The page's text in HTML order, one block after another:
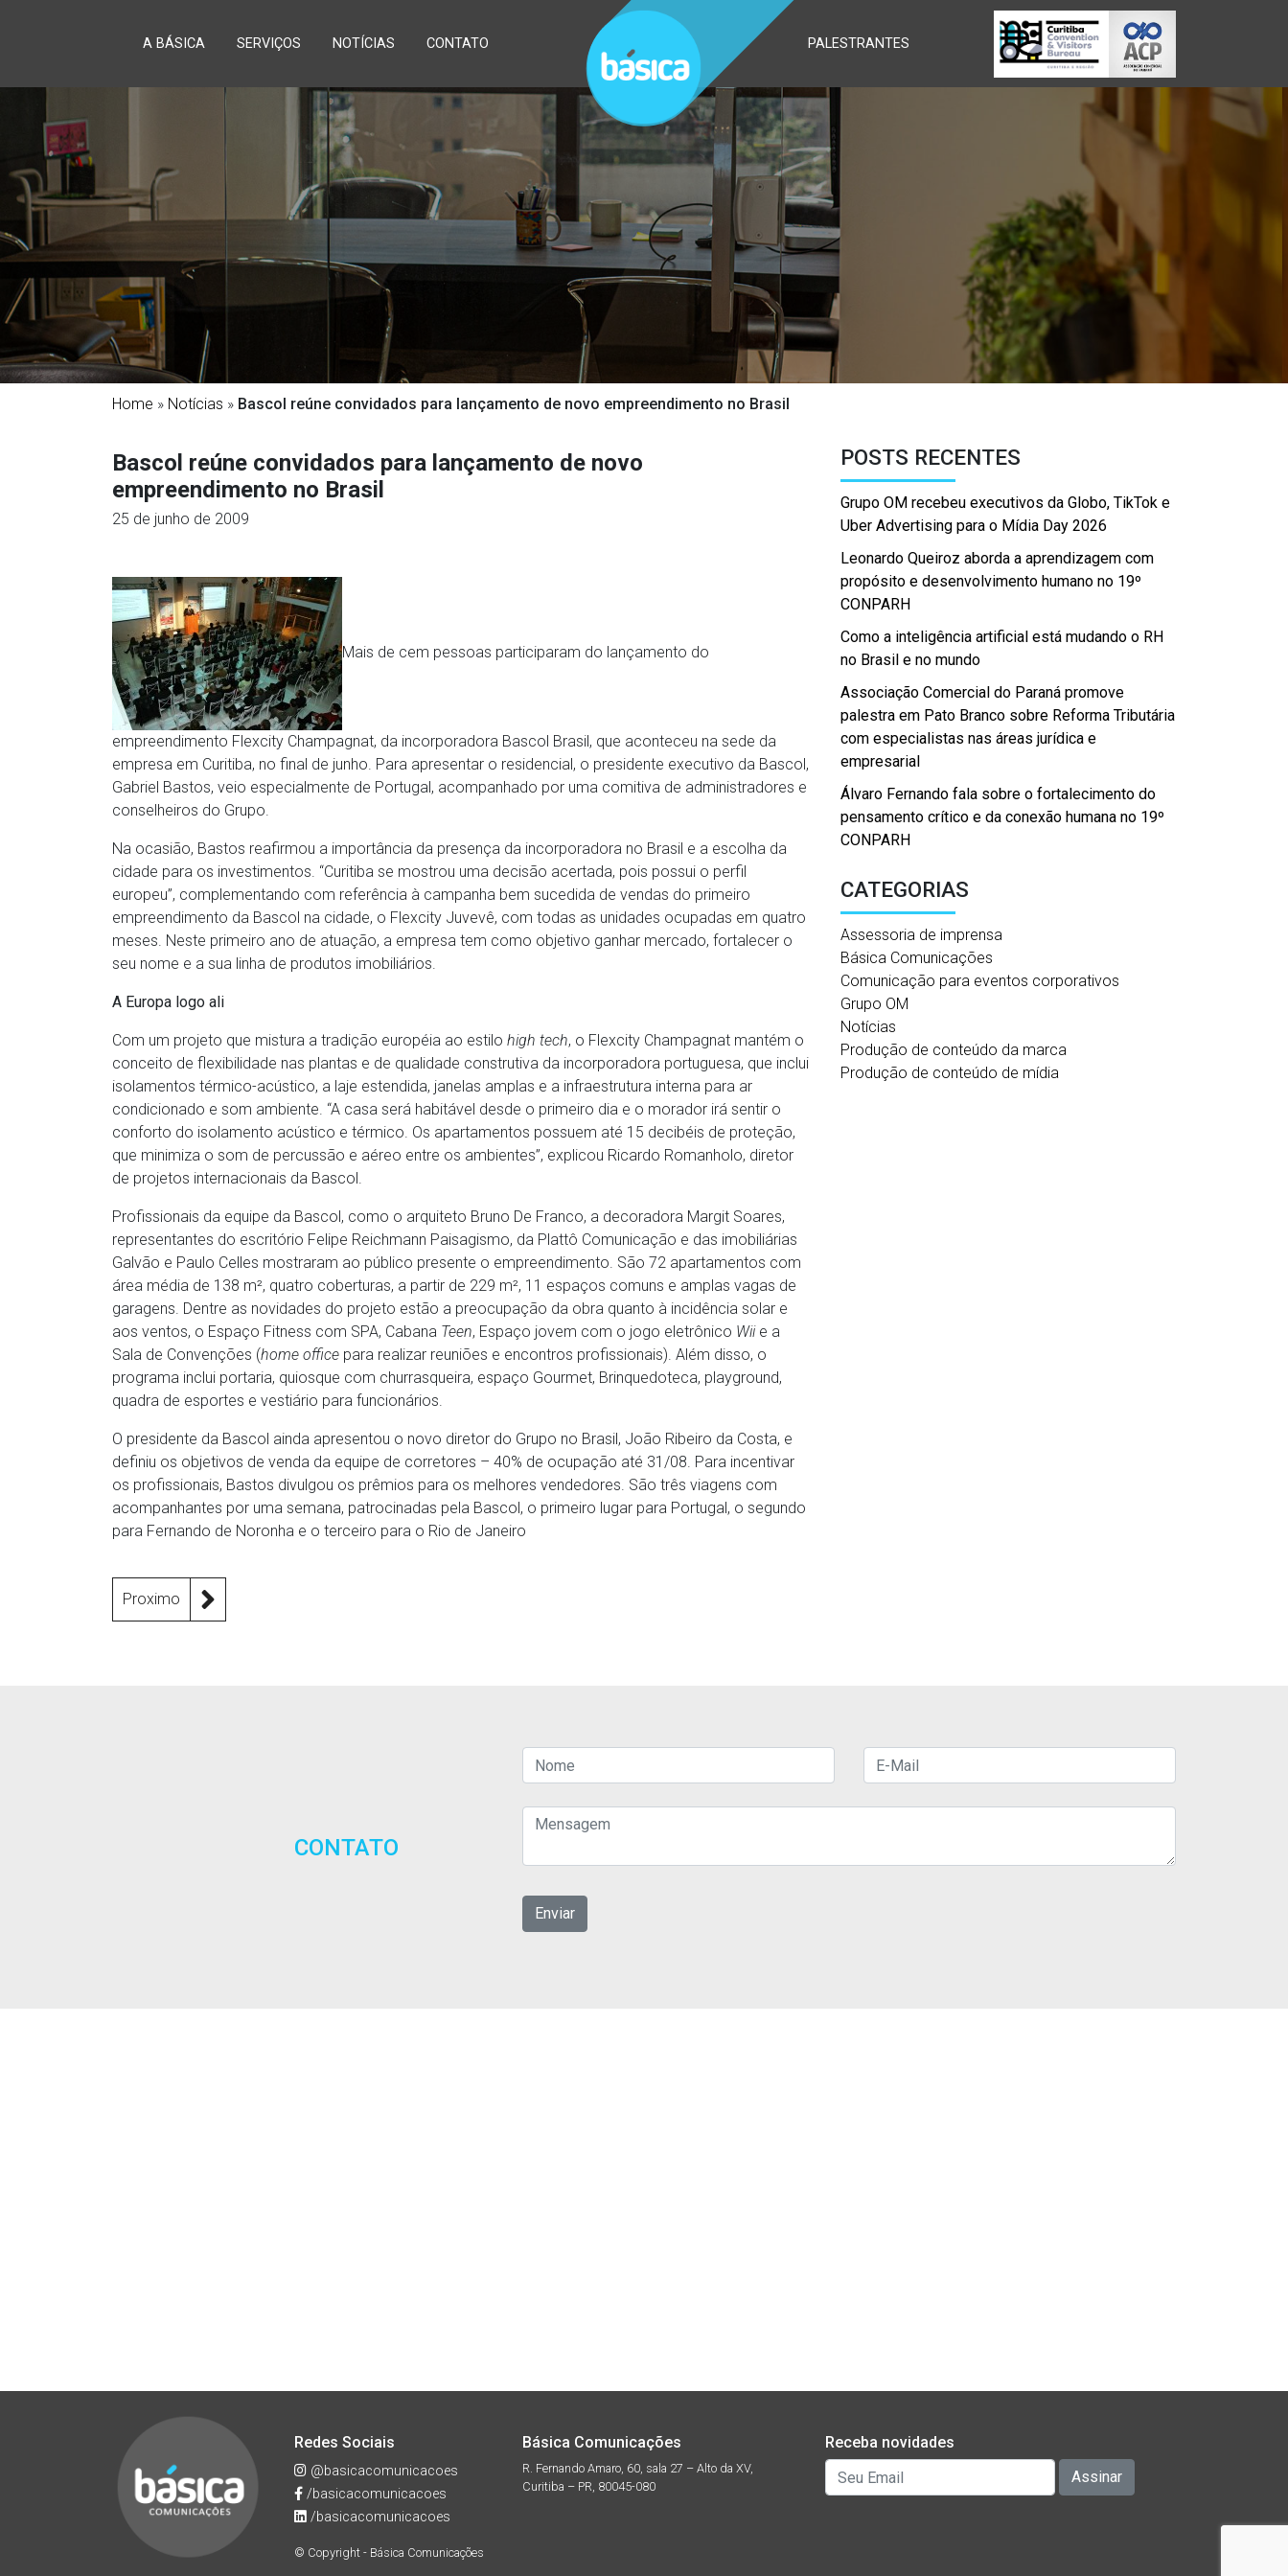
A BÁSICA SERVIÇOS NOTÍCIAS CONTATO PALESTRANTES
Home » Notícias » Bascol reúne convidados para lançamento de novo empreendimento no Brasil
Bascol reúne convidados para lançamento de novo
empreendimento no Brasil
25 de junho de 2009
Mais de cem pessoas participaram do lançamento do
empreendimento Flexcity Champagnat, da incorporadora Bascol Brasil, que aconteceu na sede da
empresa em Curitiba, no final de junho. Para apresentar o residencial, o presidente executivo da Bascol,
Gabriel Bastos, veio especialmente de Portugal, acompanhado por uma comitiva de administradores e
conselheiros do Grupo.
Na ocasião, Bastos reafirmou a importância da presença da incorporadora no Brasil e a escolha da
cidade para os investimentos. “Curitiba se mostrou uma decisão acertada, pois possui o perfil
europeu”, complementando com referência à campanha bem sucedida de vendas do primeiro
empreendimento da Bascol na cidade, o Flexcity Juvevê, com todas as unidades ocupadas em quatro
meses. Neste primeiro ano de atuação, a empresa tem como objetivo ganhar mercado, fortalecer o
seu nome e a sua linha de produtos imobiliários.
A Europa logo ali
Com um projeto que mistura a tradição européia ao estilo high tech, o Flexcity Champagnat mantém o
conceito de flexibilidade nas plantas e de qualidade construtiva da incorporadora portuguesa, que inclui
isolamentos térmico-acústico, a laje estendida, janelas amplas e a infraestrutura interna para ar
condicionado e som ambiente. “A casa será habitável desde o primeiro dia e o morador irá sentir o
conforto do isolamento acústico e térmico. Os apartamentos possuem até 15 decibéis de proteção,
que minimiza o som de percussão e aéreo entre os ambientes”, explicou Ricardo Romanholo, diretor
de projetos internacionais da Bascol.
Profissionais da equipe da Bascol, como o arquiteto Bruno De Franco, a decoradora Margit Soares,
representantes do escritório Felipe Reichmann Paisagismo, da Plattô Comunicação e das imobiliárias
Galvão e Paulo Celles mostraram ao público presente o empreendimento. São 72 apartamentos com
área média de 138 m², quatro coberturas, a partir de 229 m², 11 espaços comuns e amplas vagas de
garagens. Dentre as novidades do projeto estão a preocupação da obra quanto à incidência solar e
aos ventos, o Espaço Fitness com SPA, Cabana Teen, Espaço jovem com o jogo eletrônico Wii e a
Sala de Convenções (home office para realizar reuniões e encontros profissionais). Além disso, o
programa inclui portaria, quiosque com churrasqueira, espaço Gourmet, Brinquedoteca, playground,
quadra de esportes e vestiário para funcionários.
O presidente da Bascol ainda apresentou o novo diretor do Grupo no Brasil, João Ribeiro da Costa, e
definiu os objetivos de venda da equipe de corretores – 40% de ocupação até 31/08. Para incentivar
os profissionais, Bastos divulgou os prêmios para os melhores vendedores. São três viagens com
acompanhantes por uma semana, patrocinadas pela Bascol, o primeiro lugar para Portugal, o segundo
para Fernando de Noronha e o terceiro para o Rio de Janeiro
Proximo
POSTS RECENTES
Grupo OM recebeu executivos da Globo, TikTok e
Uber Advertising para o Mídia Day 2026
Leonardo Queiroz aborda a aprendizagem com
propósito e desenvolvimento humano no 19º
CONPARH
Como a inteligência artificial está mudando o RH
no Brasil e no mundo
Associação Comercial do Paraná promove
palestra em Pato Branco sobre Reforma Tributária
com especialistas nas áreas jurídica e
empresarial
Álvaro Fernando fala sobre o fortalecimento do
pensamento crítico e da conexão humana no 19º
CONPARH
CATEGORIAS
Assessoria de imprensa
Básica Comunicações
Comunicação para eventos corporativos
Grupo OM
Notícias
Produção de conteúdo da marca
Produção de conteúdo de mídia
CONTATO
Redes Sociais
@basicacomunicacoes
/basicacomunicacoes
/basicacomunicacoes
Básica Comunicações
R. Fernando Amaro, 60, sala 27 – Alto da XV,
Curitiba – PR, 80045-080
Receba novidades
© Copyright - Básica Comunicações